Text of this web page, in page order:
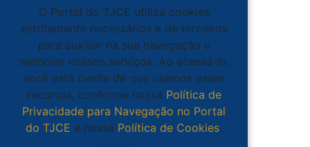
O Portal do TJCE utiliza cookies
estritamente necessários e de terceiros
para auxiliar na sua navegação e
melhorar nossos serviços. Ao acessá-lo,
você está ciente de que usamos esses
recursos, conforme nossa Política de
Privacidade para Navegação no Portal
do TJCE e nossa Política de Cookies.